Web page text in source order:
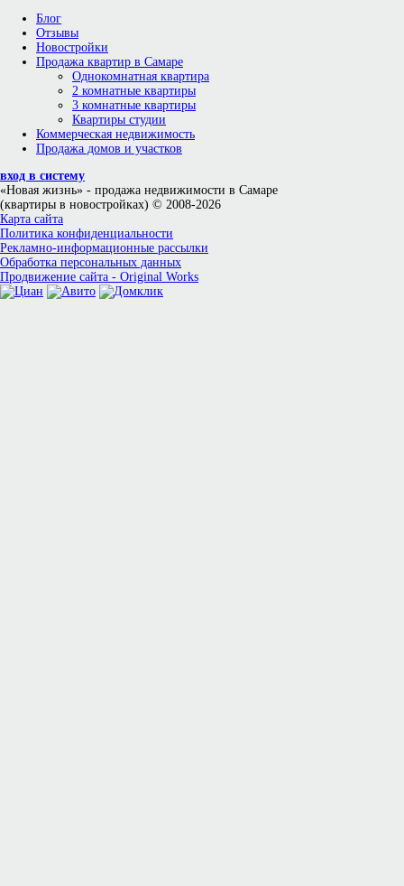
Блог
Отзывы
Новостройки
Продажа квартир в Самаре
Однокомнатная квартира
2 комнатные квартиры
3 комнатные квартиры
Квартиры студии
Коммерческая недвижимость
Продажа домов и участков
вход в систему
«Новая жизнь» - продажа недвижимости в Самаре
(квартиры в новостройках) © 2008-2026
Карта сайта
Политика конфиденциальности
Рекламно-информационные рассылки
Обработка персональных данных
Продвижение сайта - Original Works